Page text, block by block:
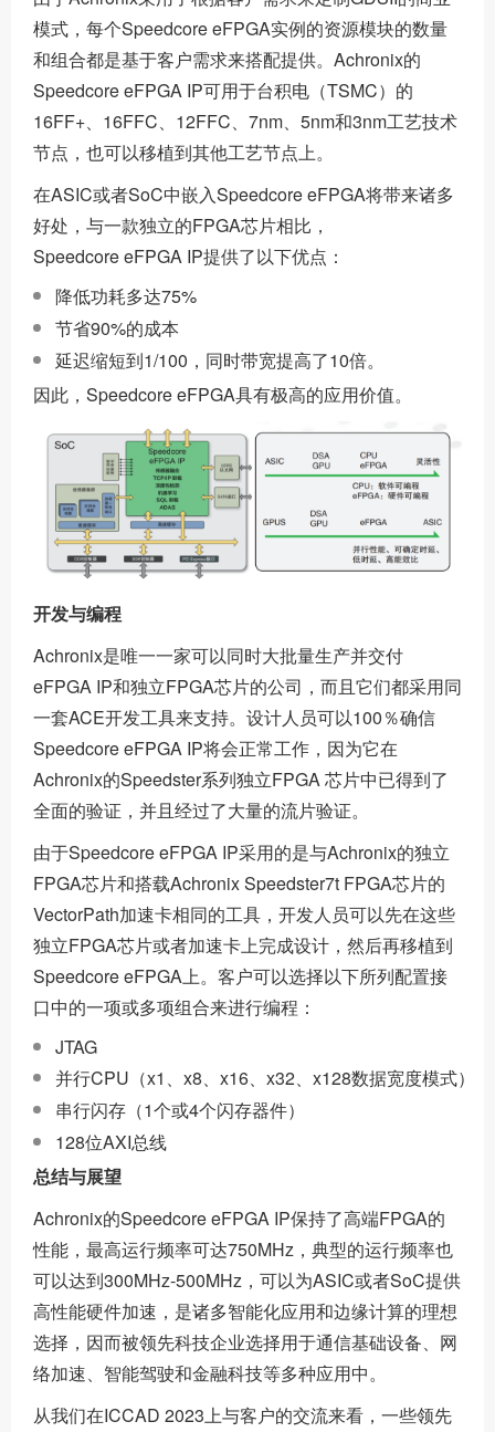
模式，每个Speedcore eFPGA实例的资源模块的数量
和组合都是基于客户需求来搭配提供。Achronix的
Speedcore eFPGA IP可用于台积电（TSMC）的
16FF+、16FFC、12FFC、7nm、5nm和3nm工艺技术
节点，也可以移植到其他工艺节点上。
在ASIC或者SoC中嵌入Speedcore eFPGA将带来诸多
好处，与一款独立的FPGA芯片相比，
Speedcore eFPGA IP提供了以下优点：
降低功耗多达75%
节省90%的成本
延迟缩短到1/100，同时带宽提高了10倍。
因此，Speedcore eFPGA具有极高的应用价值。
开发与编程
Achronix是唯一一家可以同时大批量生产并交付
eFPGA IP和独立FPGA芯片的公司，而且它们都采用同
一套ACE开发工具来支持。设计人员可以100％确信
Speedcore eFPGA IP将会正常工作，因为它在
Achronix的Speedster系列独立FPGA 芯片中已得到了
全面的验证，并且经过了大量的流片验证。
由于Speedcore eFPGA IP采用的是与Achronix的独立
FPGA芯片和搭载Achronix Speedster7t FPGA芯片的
VectorPath加速卡相同的工具，开发人员可以先在这些
独立FPGA芯片或者加速卡上完成设计，然后再移植到
Speedcore eFPGA上。客户可以选择以下所列配置接
口中的一项或多项组合来进行编程：
JTAG
并行CPU（x1、x8、x16、x32、x128数据宽度模式）
串行闪存（1个或4个闪存器件）
128位AXI总线
总结与展望
Achronix的Speedcore eFPGA IP保持了高端FPGA的
性能，最高运行频率可达750MHz，典型的运行频率也
可以达到300MHz-500MHz，可以为ASIC或者SoC提供
高性能硬件加速，是诸多智能化应用和边缘计算的理想
选择，因而被领先科技企业选择用于通信基础设备、网
络加速、智能驾驶和金融科技等多种应用中。
从我们在ICCAD 2023上与客户的交流来看，一些领先